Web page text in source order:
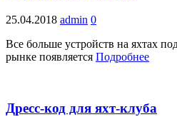
25.04.2018 admin 0
Все больше устройств на яхтах
рынке появляется Подробнее
Дресс-код для яхт-клуба